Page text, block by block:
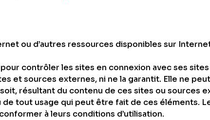
ou d’autres ressources disponibles sur
contrôler les sites en connexion avec ses
et sources externes, ni ne la garantit. Elle ne
résultant du contenu de ces sites ou sources
tout usage qui peut être fait de ces éléments.
à leurs conditions d’utilisation.